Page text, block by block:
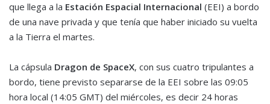
que llega a la Estación Espacial Internacional (EEI) a bordo
de una nave privada y que tenía que haber iniciado su vuelta
a la Tierra el martes.
La cápsula Dragon de SpaceX, con sus cuatro tripulantes a
bordo, tiene previsto separarse de la EEI sobre las 09:05
hora local (14:05 GMT) del miércoles, es decir 24 horas